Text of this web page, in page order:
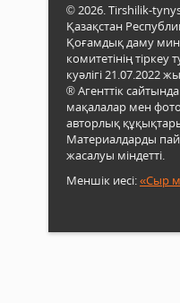
© 2026. Tirshilik-
Қазақстан
Қоғамдық даму
комитетінің
куәлігі 21.07.2022
® Агенттік
мақалалар мен
авторлық
Материалдарды
жасалуы міндетті.
Меншік иесі:«Сыр